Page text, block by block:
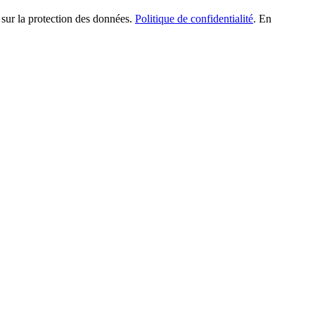
la protection des données. Politique de confidentialité. En